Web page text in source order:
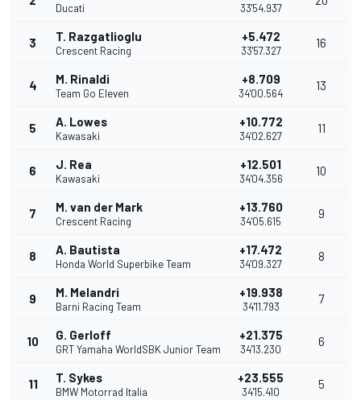
Ducati 33'54.937
3 T. Razgatlioglu
Crescent Racing
+5.472
33'57.327
16
4 M. Rinaldi
Team Go Eleven
+8.709
34'00.564
13
5 A. Lowes
Kawasaki
+10.772
34'02.627
11
6 J. Rea
Kawasaki
+12.501
34'04.356
10
7 M. van der Mark
Crescent Racing
+13.760
34'05.615
9
8 A. Bautista
Honda World Superbike Team
+17.472
34'09.327
8
9 M. Melandri
Barni Racing Team
+19.938
34'11.793
7
10 G. Gerloff
GRT Yamaha WorldSBK Junior Team
+21.375
34'13.230
6
11 T. Sykes
BMW Motorrad Italia
+23.555
34'15.410
5